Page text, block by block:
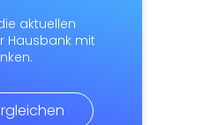
aktuellen
Hausbank mit